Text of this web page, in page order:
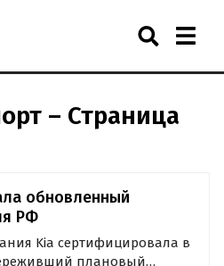
– Страница
обновленный
РФ
Kia сертифицировала в
плановый